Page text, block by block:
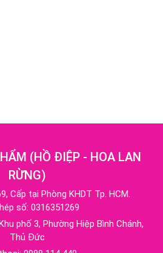
(HỒ ĐIỆP - HOA LAN
RỪNG)
Cấp tại Phòng KHDT Tp. HCM.
số: 0316351269
phố 3, Phường Hiệp Bình Chánh,
Thủ Đức